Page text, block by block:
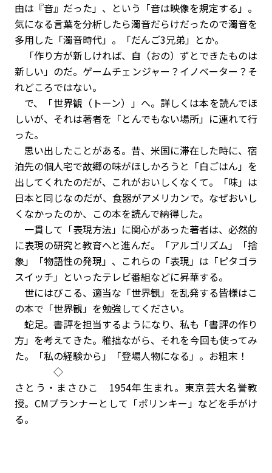
由は『音』だった」、という「音は映像を規定する」。
気になる言葉を分析したら濁音だらけだったので濁音を
多用した「濁音時代」。「だんご3兄弟」とか。
「作り方が新しければ、自（おの）ずとできたものは
新しい」のだ。ゲームチェンジャー？イノベーター？そ
れどころではない。
で、「世界観（トーン）」へ。詳しくは本を読んでほ
しいが、それは著者を「とんでもない場所」に連れて行
った。
思い出したことがある。昔、米国に滞在した時に、宿
泊先の個人宅で故郷の味がほしかろうと「白ごはん」を
出してくれたのだが、これがおいしくなくて。「味」は
日本と同じなのだが、食器がアメリカンで。なぜおいし
くなかったのか、この本を読んで納得した。
一貫して「表現方法」に関心があった著者は、必然的
に表現の研究と教育へと進んだ。「アルゴリズム」「捨
象」「物語性の発現」、これらの「表現」は「ピタゴラ
スイッチ」といったテレビ番組などに昇華する。
世にはびこる、適当な「世界観」を乱発する皆様はこ
の本で「世界観」を勉強してください。
蛇足。書評を担当するようになり、私も「書評の作り
方」を考えてきた。稚拙ながら、それを今回も使ってみ
た。「私の経験から」「登場人物になる」。お粗末！
◇
さとう・まさひこ 1954年生まれ。東京芸大名誉教
授。CMプランナーとして「ポリンキー」などを手がけ
る。